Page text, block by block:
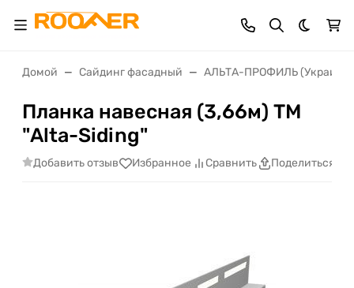
Темная
Домой Сайдинг фасадный АЛЬТА-ПРОФИЛЬ (Украина)
Планка навесная (3,66м) ТМ
"Alta-Siding"
Добавить отзыв Избранное Сравнить Поделиться